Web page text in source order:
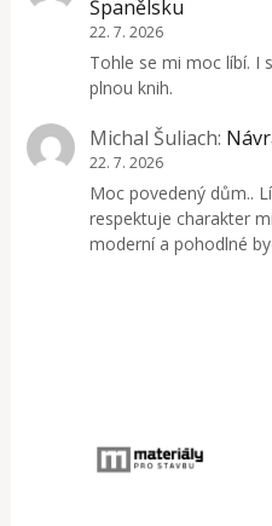
Španělsku
22. 7. 2026
Tohle se mi moc líbí. I
plnou knih.
Michal Šuliach:
22. 7. 2026
Moc povedený dům..
respektuje charakter
moderní a pohodlné